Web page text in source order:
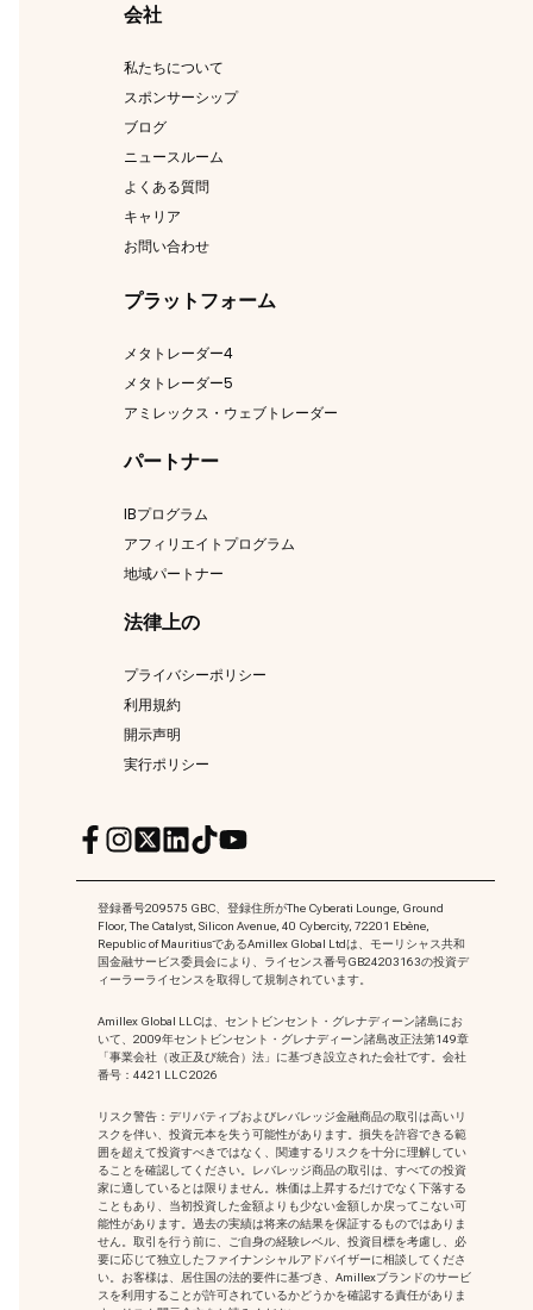
会社
私たちについて
スポンサーシップ
ブログ
ニュースルーム
よくある質問
キャリア
お問い合わせ
プラットフォーム
メタトレーダー4
メタトレーダー5
アミレックス・ウェブトレーダー
パートナー
IBプログラム
アフィリエイトプログラム
地域パートナー
法律上の
プライバシーポリシー
利用規約
開示声明
実行ポリシー
登録番号209575 GBC、登録住所がThe Cyberati Lounge, Ground
Floor, The Catalyst, Silicon Avenue, 40 Cybercity, 72201 Ebène,
Republic of MauritiusであるAmillex Global Ltdは、モーリシャス共和
国金融サービス委員会により、ライセンス番号GB24203163の投資デ
ィーラーライセンスを取得して規制されています。
Amillex Global LLCは、セントビンセント・グレナディーン諸島にお
いて、2009年セントビンセント・グレナディーン諸島改正法第149章
「事業会社（改正及び統合）法」に基づき設立された会社です。会社
番号：4421 LLC 2026
リスク警告：デリバティブおよびレバレッジ金融商品の取引は高いリ
スクを伴い、投資元本を失う可能性があります。損失を許容できる範
囲を超えて投資すべきではなく、関連するリスクを十分に理解してい
ることを確認してください。レバレッジ商品の取引は、すべての投資
家に適しているとは限りません。株価は上昇するだけでなく下落する
こともあり、当初投資した金額よりも少ない金額しか戻ってこない可
能性があります。過去の実績は将来の結果を保証するものではありま
せん。取引を行う前に、ご自身の経験レベル、投資目標を考慮し、必
要に応じて独立したファイナンシャルアドバイザーに相談してくださ
い。お客様は、居住国の法的要件に基づき、Amillexブランドのサービ
スを利用することが許可されているかどうかを確認する責任がありま